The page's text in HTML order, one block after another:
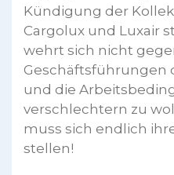
Kündigung der
Cargolux und Luxair
wehrt sich nicht
Geschäftsführungen
und die
verschlechtern zu
muss sich endlich
stellen!